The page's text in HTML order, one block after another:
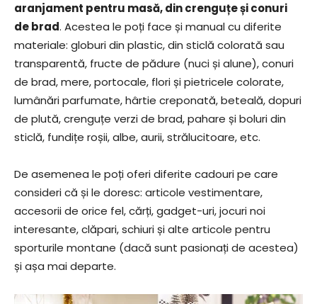
aranjament pentru masă, din crenguțe și conuri
de brad. Acestea le poți face și manual cu diferite
materiale: globuri din plastic, din sticlă colorată sau
transparentă, fructe de pădure (nuci și alune), conuri
de brad, mere, portocale, flori și pietricele colorate,
lumânări parfumate, hârtie creponată, beteală, dopuri
de plută, crenguțe verzi de brad, pahare și boluri din
sticlă, fundițe roșii, albe, aurii, strălucitoare, etc.
De asemenea le poți oferi diferite cadouri pe care
consideri că și le doresc: articole vestimentare,
accesorii de orice fel, cărți, gadget-uri, jocuri noi
interesante, clăpari, schiuri și alte articole pentru
sporturile montane (dacă sunt pasionați de acestea)
și așa mai departe.